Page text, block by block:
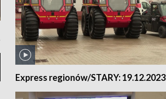
Express regionów/STARY: 19.12.2023